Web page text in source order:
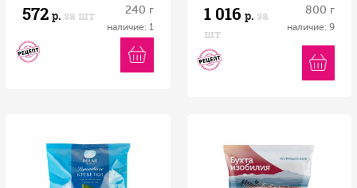
572 р. за шт 240 г
наличие: 1
1 016 р. за
шт
800 г
наличие: 9